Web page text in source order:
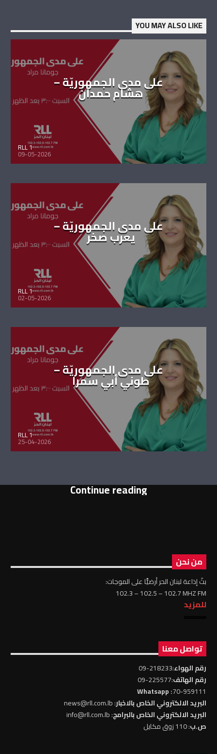
YOU MAY ALSO LIKE
على مدى الجمهوريّة –
هشام حمدان
RLL 1
09-05-2026
على مدى الجمهوريّة –
يعرب صخر
RLL 1
02-05-2026
على مدى الجمهوريّة –
طوني أبي سمرا
RLL 1
25-04-2026
Continue reading
من نحن
بثّ إذاعة لبنان الحر أرضيًّا على الموجات:
102.3 – 102.5 – 102.7 MHZ FM
للمزيد
تواصل معنا
رقم الهواء:218233-09
رقم الهاتف:225577-09
70-959111
: Whatsapp
البريد الالكتروني الخاص بالاخبار: news@rll.com.lb
البريد الالكتروني الخاص بالبرامج: info@rll.com.lb
ص.ب: 110 زوق مكايل